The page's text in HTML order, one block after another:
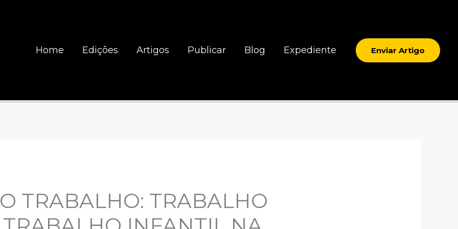
Home Edições Artigos Publicar Blog Expediente Enviar Artigo
TRABALHO: TRABALHO